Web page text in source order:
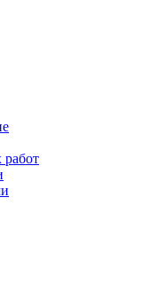
работ